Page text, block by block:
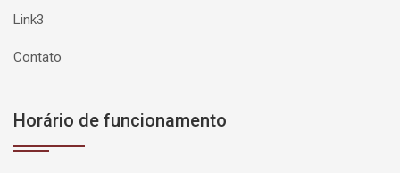
Link3
Contato
Horário de funcionamento